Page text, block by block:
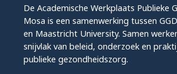
De Academische Werkplaats Publieke
Mosa is een samenwerking tussen
en Maastricht University. Samen
snijvlak van beleid, onderzoek en
publieke gezondheidszorg.